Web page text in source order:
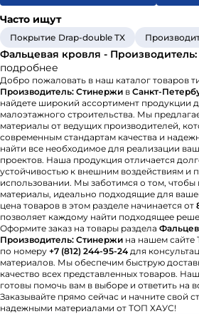
Часто ищут
Покрытие Drap-double TX
Фальцевая кровля -
подробнее
Добро пожаловать в наш каталог товаров
Производитель: Стинержи в Санкт-
найдете широкий ассортимент продукции
малоэтажного строительства. Мы
материалы от ведущих производителей,
современным стандартам качества и
найти все необходимое для реализации
проектов. Наша продукция отличается
устойчивостью к внешним воздействиям и
использовании. Мы заботимся о том, чтобы
материалы, идеально подходящие для
цена товаров в этом разделе начинается от
позволяет каждому найти подходящее
Оформите заказ на товары раздела
Производитель: Стинержи на нашем
по номеру +7 (812) 244-95-24 для
материалов. Мы обеспечим быструю
качество всех представленных товаров.
готовы помочь вам в выборе и ответить на
Заказывайте прямо сейчас и начните свой
надежными материалами от ТОП ХАУС!